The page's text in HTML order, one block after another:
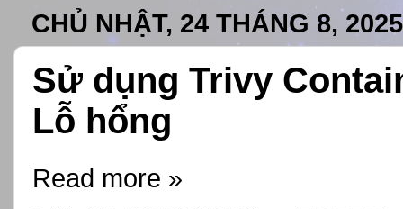
CHỦ NHẬT, 24 THÁNG 8, 2025
Sử dụng Trivy
Lỗ hổng
Read more »